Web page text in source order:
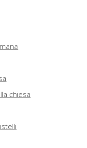
chiesa